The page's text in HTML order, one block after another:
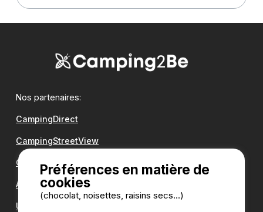
Nos partenaires:
CampingDirect
CampingStreetView
Groupe Romanée
Antilope VAN
Une question ?
Préférences en matière de
cookies
(chocolat, noisettes, raisins secs...)